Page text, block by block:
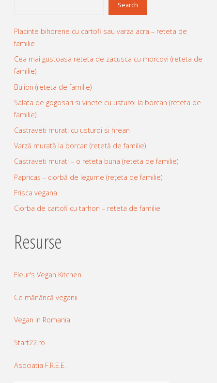
Search
Placinte bihorene cu cartofi sau varza acra – reteta de
familie
Cea mai gustoasa reteta de zacusca cu morcovi (reteta de
familie)
Bulion (reteta de familie)
Salata de gogosari si vinete cu usturoi la borcan (reteta de
familie)
Castraveti murati cu usturoi si hrean
Varză murată la borcan (rețetă de familie)
Castraveti murati – o reteta buna (reteta de familie)
Papricaș – ciorbă de legume (rețeta de familie)
Frisca vegana
Ciorba de cartofi cu tarhon – reteta de familie
Resurse
Fleur's Vegan Kitchen
Ce mănâncă veganii
Vegan in Romania
Start22.ro
Asociatia F.R.E.E.